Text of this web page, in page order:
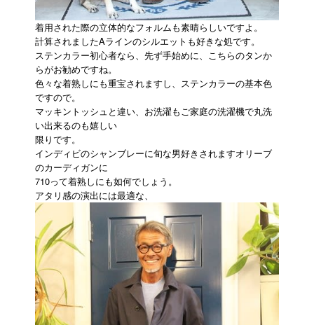
着用された際の立体的なフォルムも素晴らしいですよ。
計算されましたAラインのシルエットも好きな処です。
ステンカラー初心者なら、先ず手始めに、こちらのタンか
らがお勧めですね。
色々な着熟しにも重宝されますし、ステンカラーの基本色
ですので。
マッキントッシュと違い、お洗濯もご家庭の洗濯機で丸洗
い出来るのも嬉しい
限りです。
インディビのシャンブレーに旬な男好きされますオリーブ
のカーディガンに
710って着熟しにも如何でしょう。
アタリ感の演出には最適な、